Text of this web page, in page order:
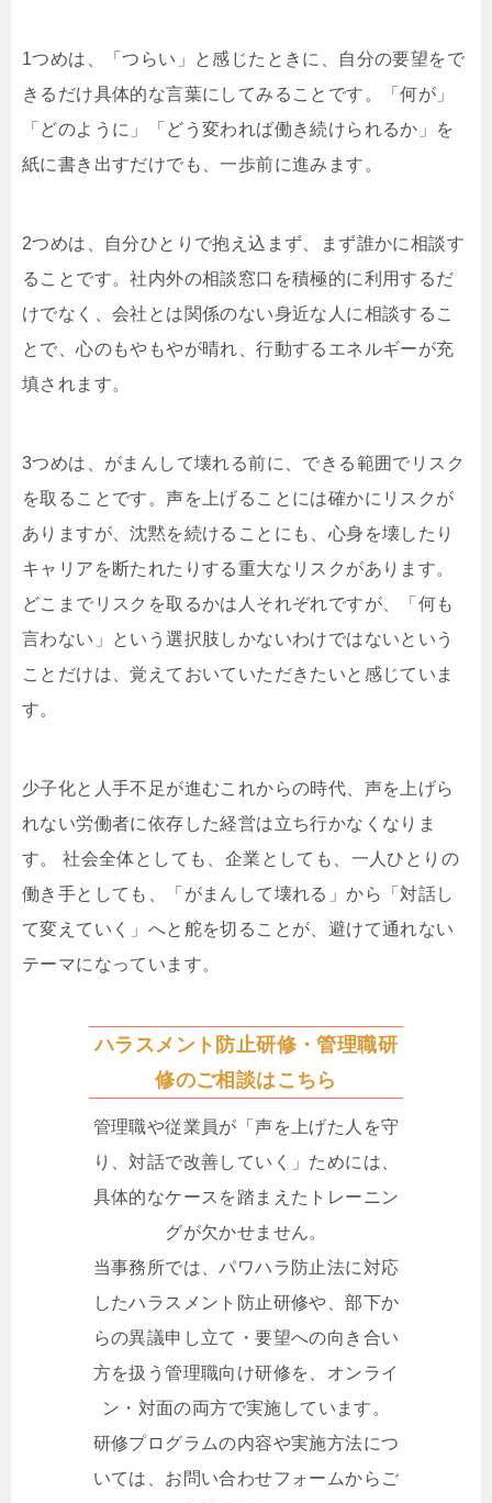
1つめは、「つらい」と感じたときに、自分の要望をで
きるだけ具体的な言葉にしてみることです。「何が」
「どのように」「どう変われば働き続けられるか」を
紙に書き出すだけでも、一歩前に進みます。
2つめは、自分ひとりで抱え込まず、まず誰かに相談す
ることです。社内外の相談窓口を積極的に利用するだ
けでなく、会社とは関係のない身近な人に相談するこ
とで、心のもやもやが晴れ、行動するエネルギーが充
填されます。
3つめは、がまんして壊れる前に、できる範囲でリスク
を取ることです。声を上げることには確かにリスクが
ありますが、沈黙を続けることにも、心身を壊したり
キャリアを断たれたりする重大なリスクがあります。
どこまでリスクを取るかは人それぞれですが、「何も
言わない」という選択肢しかないわけではないという
ことだけは、覚えておいていただきたいと感じていま
す。
少子化と人手不足が進むこれからの時代、声を上げら
れない労働者に依存した経営は立ち行かなくなりま
す。 社会全体としても、企業としても、一人ひとりの
働き手としても、「がまんして壊れる」から「対話し
て変えていく」へと舵を切ることが、避けて通れない
テーマになっています。
ハラスメント防止研修・管理職研
修のご相談はこちら
管理職や従業員が「声を上げた人を守
り、対話で改善していく」ためには、
具体的なケースを踏まえたトレーニン
グが欠かせません。
当事務所では、パワハラ防止法に対応
したハラスメント防止研修や、部下か
らの異議申し立て・要望への向き合い
方を扱う管理職向け研修を、オンライ
ン・対面の両方で実施しています。
研修プログラムの内容や実施方法につ
いては、お問い合わせフォームからご